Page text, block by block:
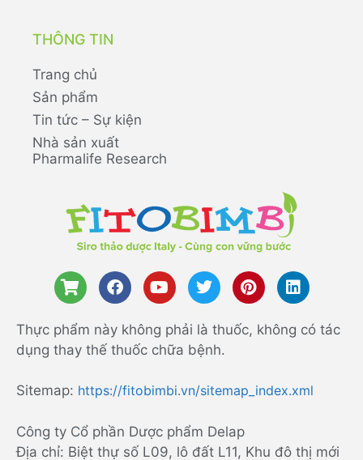
THÔNG TIN
Trang chủ
Sản phẩm
Tin tức – Sự kiện
Nhà sản xuất
Pharmalife Research
Thực phẩm này không phải là thuốc, không có tác
dụng thay thế thuốc chữa bệnh.
Sitemap: https://fitobimbi.vn/sitemap_index.xml
Công ty Cổ phần Dược phẩm Delap
Địa chỉ: Biệt thự số L09, lô đất L11, Khu đô thị mới